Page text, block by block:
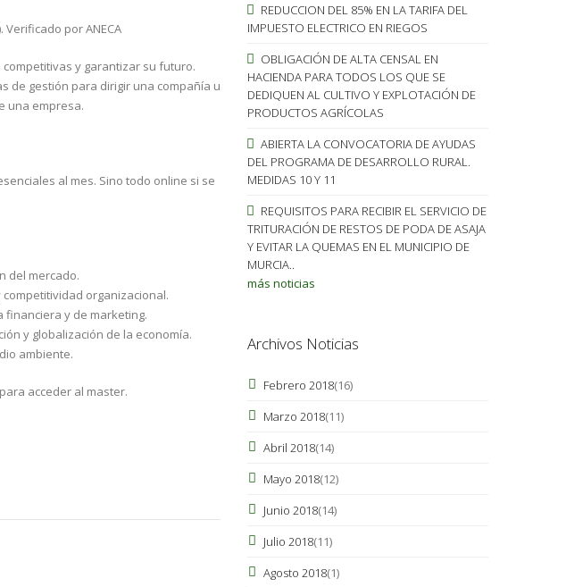
por ANECA
y garantizar su futuro.
de gestión para dirigir una compañía u
una empresa.
al mes. Sino todo online si se
del mercado.
organizacional.
financiera y de marketing.
y globalización de la economía.
ambiente.
acceder al master.
REDUCCION DEL 85% EN LA TARIFA DEL
IMPUESTO ELECTRICO EN RIEGOS
OBLIGACIÓN DE ALTA CENSAL EN
HACIENDA PARA TODOS LOS QUE SE
DEDIQUEN AL CULTIVO Y EXPLOTACIÓN DE
PRODUCTOS AGRÍCOLAS
ABIERTA LA CONVOCATORIA DE AYUDAS
DEL PROGRAMA DE DESARROLLO RURAL.
MEDIDAS 10 Y 11
REQUISITOS PARA RECIBIR EL SERVICIO DE
TRITURACIÓN DE RESTOS DE PODA DE ASAJA
Y EVITAR LA QUEMAS EN EL MUNICIPIO DE
MURCIA..
más noticias
Archivos Noticias
Febrero 2018(16)
Marzo 2018(11)
Abril 2018(14)
Mayo 2018(12)
Junio 2018(14)
Julio 2018(11)
Agosto 2018(1)